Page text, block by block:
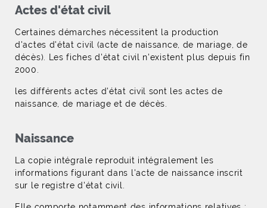
Actes d'état civil
Certaines démarches nécessitent la production
d'actes d'état civil (acte de naissance, de mariage, de
décès). Les fiches d'état civil n'existent plus depuis fin
2000.
les différents actes d'état civil sont les actes de
naissance, de mariage et de décès.
Naissance
La copie intégrale reproduit intégralement les
informations figurant dans l'acte de naissance inscrit
sur le registre d'état civil.